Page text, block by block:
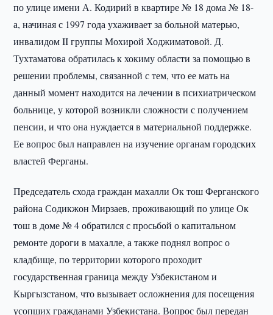
по улице имени А. Кодирий в квартире № 18 дома № 18-
а, начиная с 1997 года ухаживает за больной матерью,
инвалидом II группы Мохирой Ходжиматовой. Д.
Тухтаматова обратилась к хокиму области за помощью в
решении проблемы, связанной с тем, что ее мать на
данный момент находится на лечении в психиатрическом
больнице, у которой возникли сложности с получением
пенсии, и что она нуждается в материальной поддержке.
Ее вопрос был направлен на изучение органам городских
властей Ферганы.
Председатель схода граждан махалли Ок тош Ферганского
района Содикжон Мирзаев, проживающий по улице Ок
тош в доме № 4 обратился с просьбой о капитальном
ремонте дороги в махалле, а также поднял вопрос о
кладбище, по территории которого проходит
государственная граница между Узбекистаном и
Кыргызстаном, что вызывает осложнения для посещения
усопших гражданами Узбекистана. Вопрос был передан